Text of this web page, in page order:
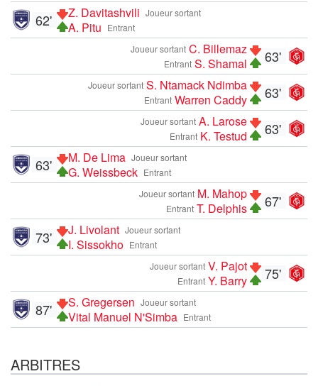
Joueur sortant
Z. Davitashvili
Entrant
A. Pitu
62'
63'
Joueur sortant C. Billemaz
Entrant S. Shamal
63'
Joueur sortant S. Ntamack Ndimba
Entrant Warren Caddy
63'
Joueur sortant A. Larose
Entrant K. Testud
Joueur sortant
M. De Lima
Entrant
G. Weissbeck
63'
67'
Joueur sortant M. Mahop
Entrant T. Delphis
Joueur sortant
J. Livolant
Entrant
I. Sissokho
73'
75'
Joueur sortant V. Pajot
Entrant Y. Barry
Joueur sortant
S. Gregersen
Entrant
Vital Manuel N'Simba
87'
ARBITRES